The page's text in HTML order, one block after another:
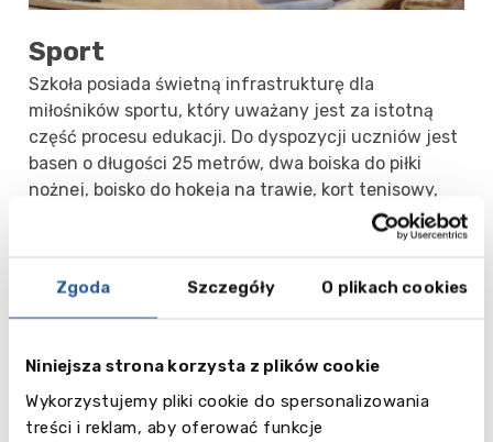
Zgoda Szczegóły O plikach cookies
Niniejsza strona korzysta z plików cookie
Wykorzystujemy pliki cookie do spersonalizowania
treści i reklam, aby oferować funkcje
Sport
Szkoła posiada świetną infrastrukturę dla
miłośników sportu, który uważany jest za istotną
część procesu edukacji. Do dyspozycji uczniów jest
basen o długości 25 metrów, dwa boiska do piłki
nożnej, boisko do hokeja na trawie, kort tenisowy,
sześć boisk do badmintona, stadion do lekkoatletyki
oraz boiska do siatkówki i koszykówki. Uczniowie
badminton, koszykówka, krykiet, pływanie, hokej na
trawie, judo, netball, pływanie, siatkówka, czy tenis
Zajęcia pozalekcyjne